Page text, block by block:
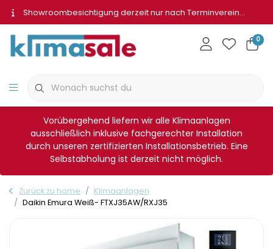
Showroombesichtigung derzeit nur nach Terminvereinbarung
0
Vorübergehend liefern wir alle Klimaanlagen
ausschließlich inklusive fachgerechter Installation
durch unseren zertifizierten Installationsbetrieb. Eine
Selbstabholung ist derzeit nicht möglich.
Zurück zu home
Klimaanlagen
Daikin Emura Weiß- FTXJ35AW/RXJ35